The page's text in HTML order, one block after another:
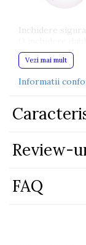
Inchidere
alimentelor
Eticheta de
sterilizata nu
Depozitare
Vezi mai mult
Informatii
Review-
FAQ